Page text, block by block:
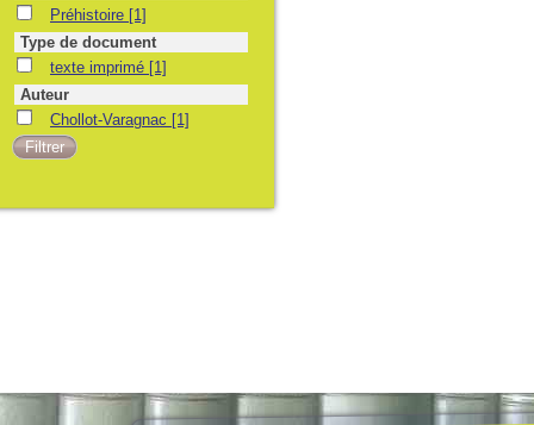
Préhistoire [1]
Type de document
texte imprimé [1]
Auteur
Chollot-Varagnac [1]